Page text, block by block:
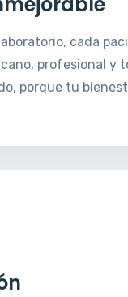
cada
profesional y
porque tu